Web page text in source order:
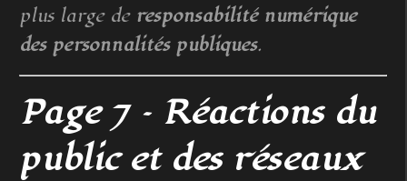
plus large de responsabilité numérique
des personnalités publiques.
Page 7 – Réactions du
public et des réseaux